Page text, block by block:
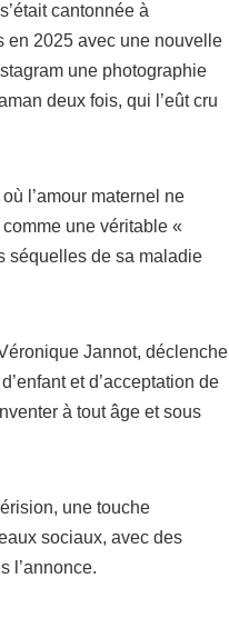
cantonnée à
en 2025 avec une nouvelle
une photographie
deux fois, qui l’eût cru
l’amour maternel ne
une véritable «
séquelles de sa maladie
Jannot, déclenche
et d’acceptation de
à tout âge et sous
une touche
sociaux, avec des
l’annonce.